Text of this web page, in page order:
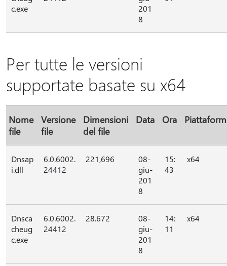
c.exe
201
8
Per tutte le versioni
supportate basate su x64
Nome
file
Versione
file
Dimensioni
del file
Data Ora
Dnsap
i.dll
6.0.6002.
24412
221,696
08-
giu-
201
8
15:
43
x64
Dnsca
cheug
c.exe
6.0.6002.
24412
28.672
08-
giu-
201
8
14:
11
x64